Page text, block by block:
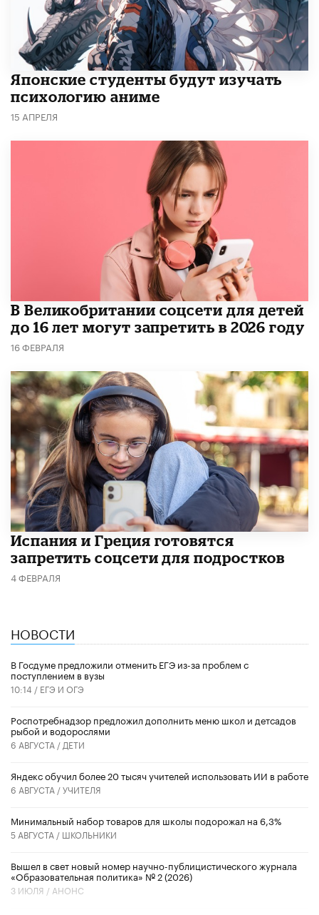
Японские студенты будут изучать
психологию аниме
15 АПРЕЛЯ
В Великобритании соцсети для детей
до 16 лет могут запретить в 2026 году
16 ФЕВРАЛЯ
Испания и Греция готовятся
запретить соцсети для подростков
4 ФЕВРАЛЯ
НОВОСТИ
В Госдуме предложили отменить ЕГЭ из-за проблем с
поступлением в вузы
10:14 / ЕГЭ И ОГЭ
Роспотребнадзор предложил дополнить меню школ и детсадов
рыбой и водорослями
6 АВГУСТА / ДЕТИ
​Яндекс обучил более 20 тысяч учителей использовать ИИ в работе
6 АВГУСТА /УЧИТЕЛЯ
Минимальный набор товаров для школы подорожал на 6,3%
5 АВГУСТА / ШКОЛЬНИКИ
Вышел в свет новый номер научно-публицистического журнала
«Образовательная политика» № 2 (2026)
3 ИЮЛЯ / АНОНС